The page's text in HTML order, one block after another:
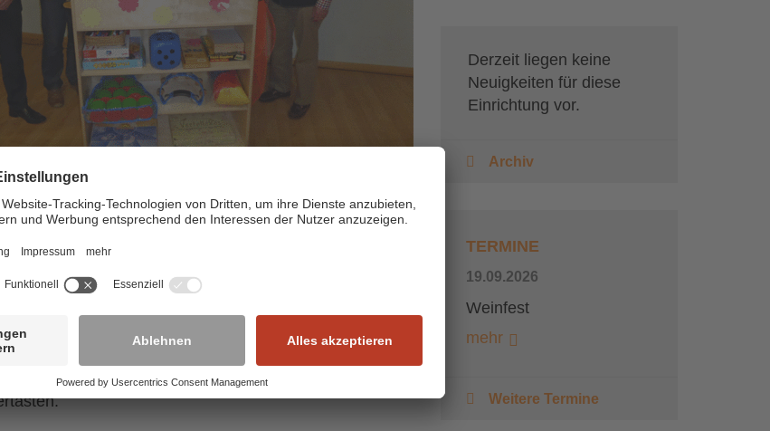
ist auch im Theodor-Fliedner-Haus ein sogenannter
möglich gemacht hat. Vor allem für bettlägerige oder an
Menschen bietet der Snoezelen ein Plus an
Der mobile Sinneswagen soll der Verbesserung der
und der Entspannung dienen. Die
und Bewohner können beispielsweise verschiedene
Derzeit liegen keine
Neuigkeiten für diese
Einrichtung vor.
Archiv
TERMINE
19.09.2026
Weinfest
mehr
Weitere Termine